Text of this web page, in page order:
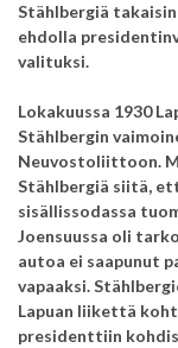
Stählbergiä
ehdolla
valituksi.
Lokakuussa 1930
Stählbergin
Neuvostoliittoon.
Stählbergiä siitä,
sisällissodassa
Joensuussa oli
autoa ei saapunut
vapaaksi.
Lapuan liikettä
presidenttiin